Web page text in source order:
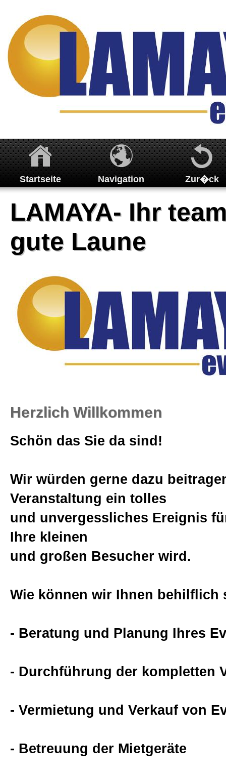
Startseite Navigation Zur�ck
Über uns
Service
Aktuelle Angebote
Hüpfburgen
Bullriding
Kartbahn
Spielmobil
Simulatoren
Sportmodule
Kinderschminken
Kinderbetreuung
LAMAYA- Ihr
gute Laune
Herzlich Willkommen
Schön das Sie da sind!
Wir würden gerne dazu
Veranstaltung ein tolles
und unvergessliches Ereignis
Ihre kleinen
und großen Besucher wird.
Wie können wir Ihnen behilflich
- Beratung und Planung Ihres
- Durchführung der kompletten
- Vermietung und Verkauf von
- Betreuung der Mietgeräte